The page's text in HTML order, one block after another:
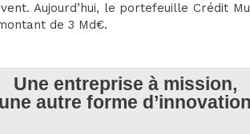
Aujourd’hui, le portefeuille Crédit
de 3 Md€.
Une entreprise à mission,
une autre forme d’innovation